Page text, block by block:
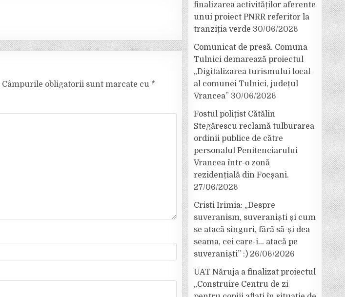
Câmpurile obligatorii sunt marcate cu *
finalizarea activităților aferente
unui proiect PNRR referitor la
tranziția verde 30/06/2026
Comunicat de presă. Comuna
Tulnici demarează proiectul
„Digitalizarea turismului local
al comunei Tulnici, județul
Vrancea” 30/06/2026
Fostul polițist Cătălin
Stegărescu reclamă tulburarea
ordinii publice de către
personalul Penitenciarului
Vrancea într-o zonă
rezidențială din Focșani.
27/06/2026
Cristi Irimia: „Despre
suveranism, suveraniști și cum
se atacă singuri, fără să-și dea
seama, cei care-i… atacă pe
suveraniști” :) 26/06/2026
UAT Năruja a finalizat proiectul
„Construire Centru de zi